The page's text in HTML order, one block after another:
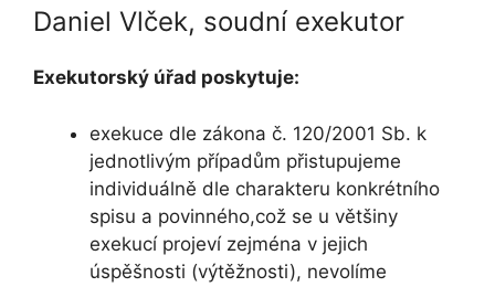
Daniel Vlček, soudní exekutor
Exekutorský úřad poskytuje:
exekuce dle zákona č. 120/2001 Sb. k
jednotlivým případům přistupujeme
individuálně dle charakteru konkrétního
spisu a povinného,což se u většiny
exekucí projeví zejména v jejich
úspěšnosti (výtěžnosti), nevolíme